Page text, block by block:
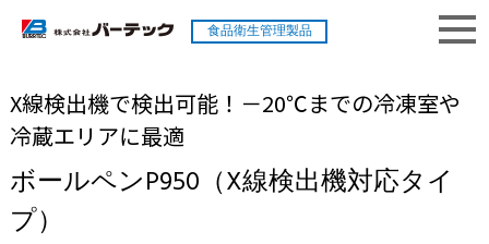
食品衛生管理製品
X線検出機で検出可能！－20℃までの冷凍室や
冷蔵エリアに最適
ボールペンP950（X線検出機対応タイ
プ）